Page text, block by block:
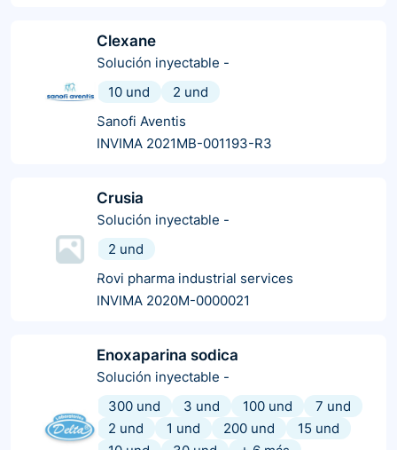
Clexane
Solución inyectable -
10 und
2 und
Sanofi Aventis
INVIMA 2021MB-001193-R3
Crusia
Solución inyectable -
2 und
Rovi pharma industrial services
INVIMA 2020M-0000021
Enoxaparina sodica
Solución inyectable -
300 und
3 und 100 und
7 und
2 und
1 und 200 und
15 und